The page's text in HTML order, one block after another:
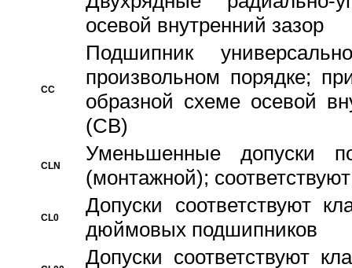
осевой внутренний зазор
CC
Подшипник
произвольном порядке;
образной схеме осевой
(CB)
CLN
Уменьшенные
(монтажной);
CL0
Допуски соответствуют
дюймовых подшипников
Допуски соответствуют